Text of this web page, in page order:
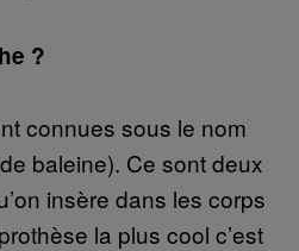
?
connues sous le nom
baleine). Ce sont deux
insère dans les corps
la plus cool c’est